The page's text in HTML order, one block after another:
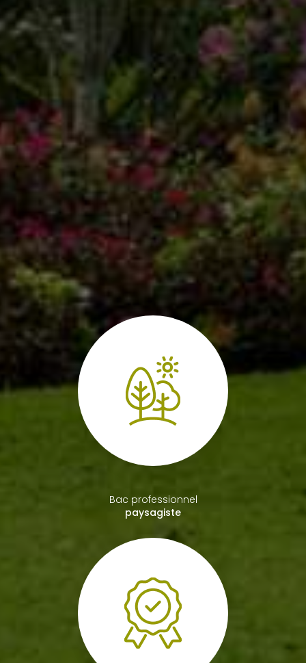
Bac professionnel
paysagiste